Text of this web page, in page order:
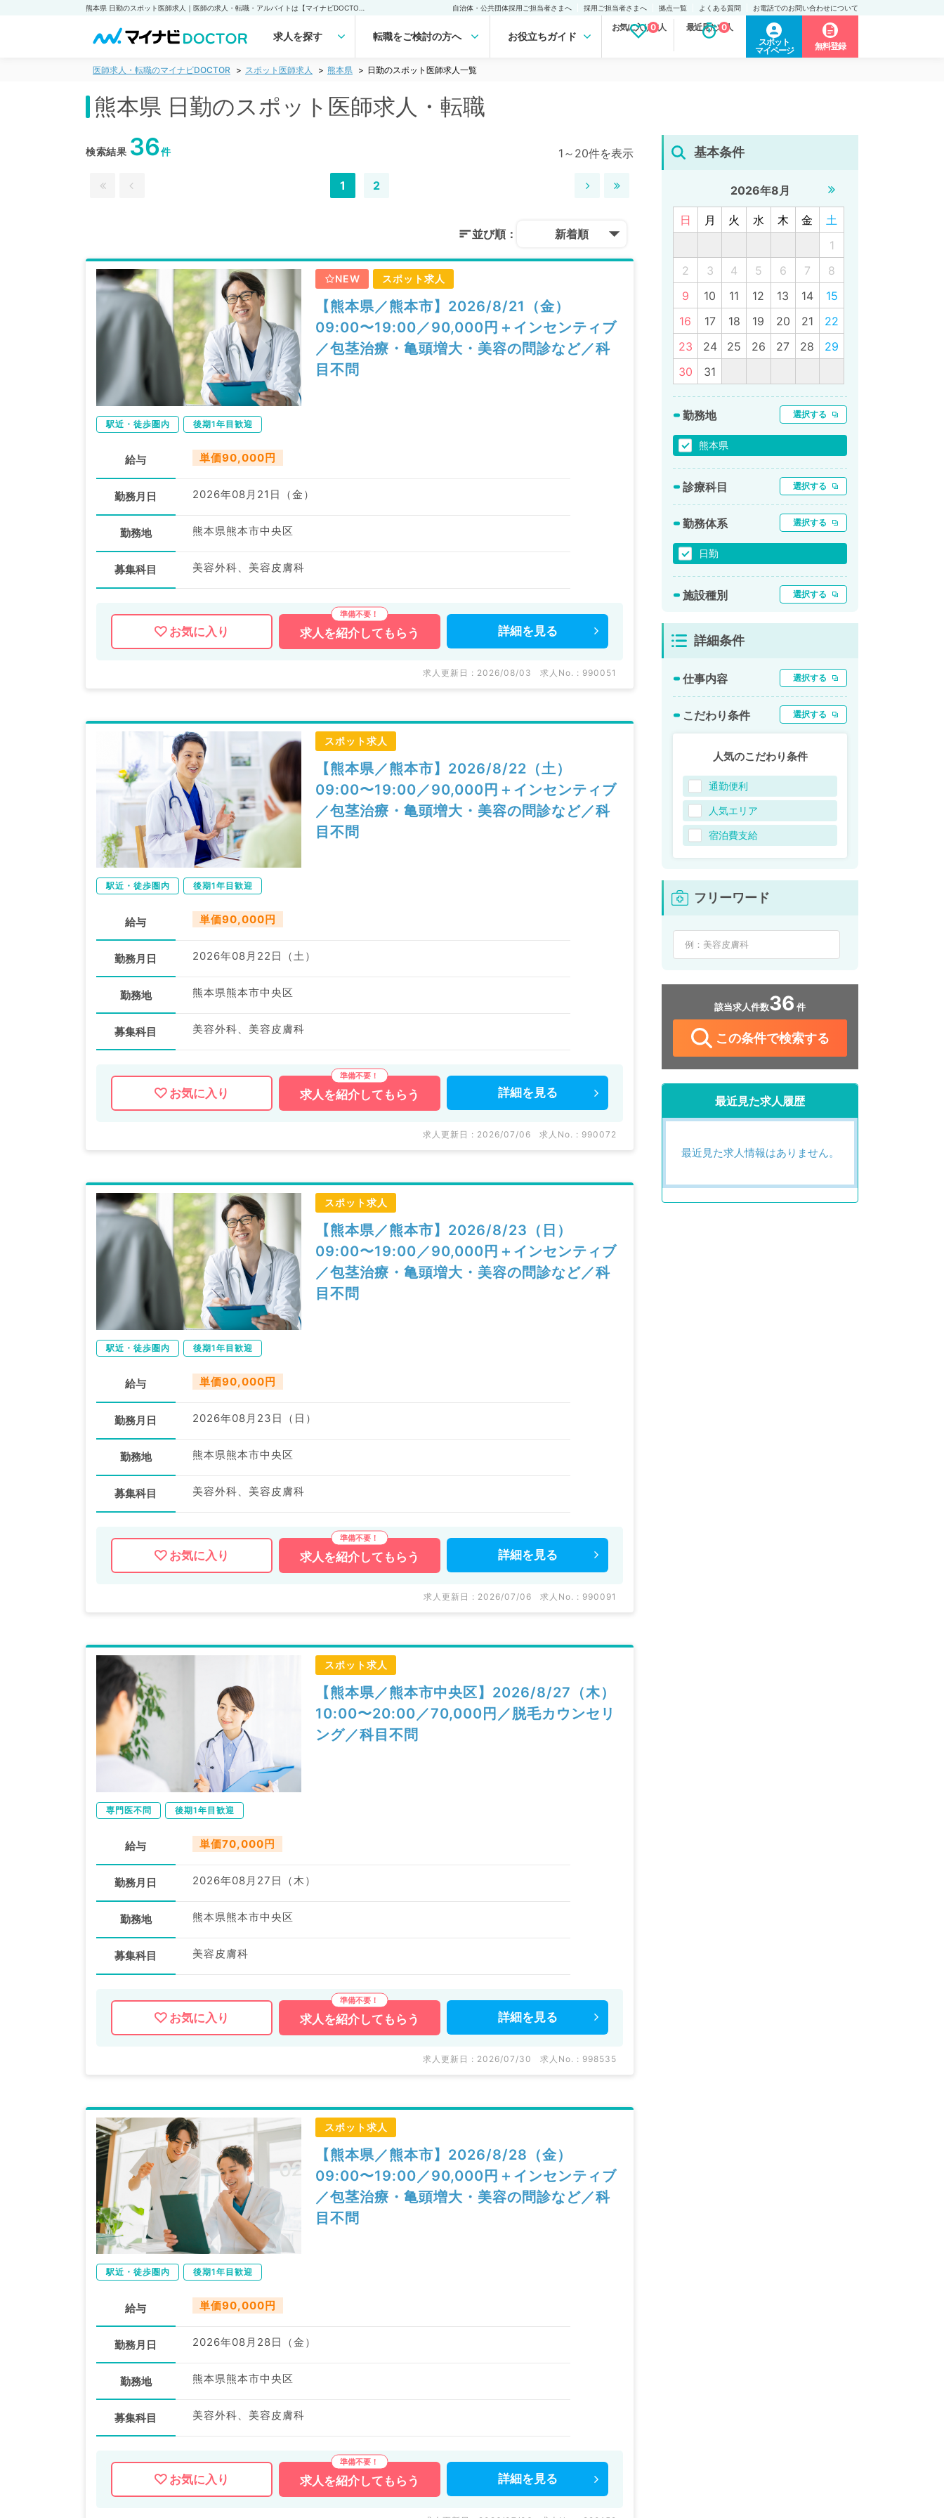
自治体・公共団体採用ご担当者さまへ 採用ご担当者さまへ 拠点一覧 よくある質問 お電話でのお問い合わせについて
求人を探す 転職をご検討の方へ お役立ちガイド
お気に入り求人
0 最近見た求人
0
スポット
マイページ
無料登録
医師求人・転職のマイナビDOCTOR スポット医師求人 熊本県 日勤のスポット医師求人一覧
熊本県 日勤のスポット医師求人・転職
検索結果 36件 1～20件を表示
1 2
並び順： 新着順
NEW スポット求人
【熊本県／熊本市】2026/8/21（金）
09:00〜19:00／90,000円＋インセンティブ
／包茎治療・亀頭増大・美容の問診など／科
目不問
駅近・徒歩圏内 後期1年目歓迎
給与 単価90,000円
勤務月日 2026年08月21日（金）
勤務地 熊本県熊本市中央区
募集科目 美容外科、美容皮膚科
お気に入り 求人を紹介してもらう 詳細を 見る
求人更新日 : 2026/08/03 求人No. : 990051
スポット求人
【熊本県／熊本市】2026/8/22（土）
09:00〜19:00／90,000円＋インセンティブ
／包茎治療・亀頭増大・美容の問診など／科
目不問
駅近・徒歩圏内 後期1年目歓迎
給与 単価90,000円
勤務月日 2026年08月22日（土）
勤務地 熊本県熊本市中央区
募集科目 美容外科、美容皮膚科
お気に入り 求人を紹介してもらう 詳細を 見る
求人更新日 : 2026/07/06 求人No. : 990072
スポット求人
【熊本県／熊本市】2026/8/23（日）
09:00〜19:00／90,000円＋インセンティブ
／包茎治療・亀頭増大・美容の問診など／科
目不問
駅近・徒歩圏内 後期1年目歓迎
給与 単価90,000円
勤務月日 2026年08月23日（日）
勤務地 熊本県熊本市中央区
募集科目 美容外科、美容皮膚科
お気に入り 求人を紹介してもらう 詳細を 見る
求人更新日 : 2026/07/06 求人No. : 990091
スポット求人
【熊本県／熊本市中央区】2026/8/27（木）
10:00〜20:00／70,000円／脱毛カウンセリ
ング／科目不問
専門医不問 後期1年目歓迎
給与 単価70,000円
勤務月日 2026年08月27日（木）
勤務地 熊本県熊本市中央区
募集科目 美容皮膚科
お気に入り 求人を紹介してもらう 詳細を 見る
求人更新日 : 2026/07/30 求人No. : 998535
スポット求人
【熊本県／熊本市】2026/8/28（金）
09:00〜19:00／90,000円＋インセンティブ
／包茎治療・亀頭増大・美容の問診など／科
目不問
駅近・徒歩圏内 後期1年目歓迎
給与 単価90,000円
勤務月日 2026年08月28日（金）
勤務地 熊本県熊本市中央区
募集科目 美容外科、美容皮膚科
お気に入り 求人を紹介してもらう 詳細を 見る
基本条件
2026年8月
日 月 火 水 木 金
土
1
2
3 4 5 6 7
8
9
10 11 12 13 14
15
16
17 18 19 20 21
22
23
24 25 26 27 28
29
30
31
勤務地 選択する
熊本県
診療科目 選択する
勤務体系 選択する
日勤
施設種別 選択する
詳細条件
仕事内容 選択する
こだわり条件 選択する
人気のこだわり条件
通勤便利
人気エリア
宿泊費支給
フリーワード
該当求人件数36 件
この条件で検索する
最近見た求人履歴
最近見た求人情報はありません。